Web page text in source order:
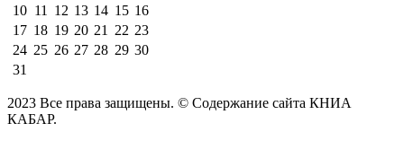
10 11 12 13 14 15 16
17 18 19 20 21 22 23
24 25 26 27 28 29 30
31
2023 Все права защищены. © Содержание сайта КНИА
КАБАР.